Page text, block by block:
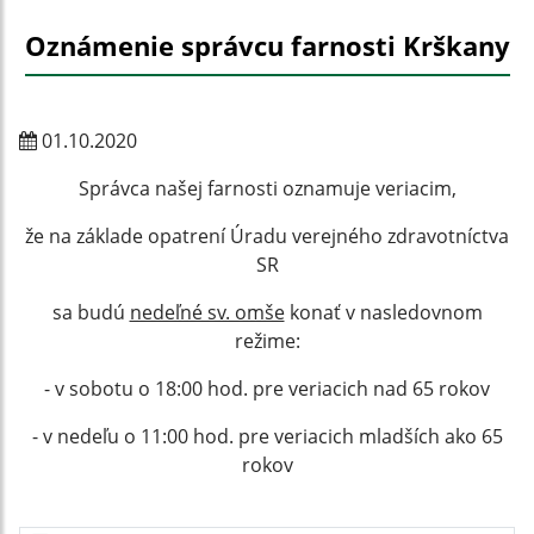
Oznámenie správcu farnosti Krškany
01.10.2020
Správca našej farnosti oznamuje veriacim,
že na základe opatrení Úradu verejného zdravotníctva
SR
sa budú nedeľné sv. omšekonať v nasledovnom
režime:
- v sobotu o 18:00 hod. pre veriacich nad 65 rokov
- v nedeľu o 11:00 hod. pre veriacich mladších ako 65
rokov